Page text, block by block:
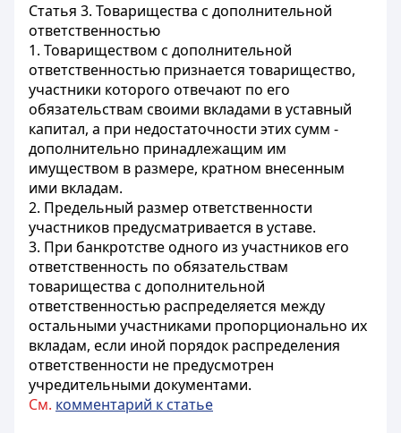
Статья 3. Товарищества с дополнительной
ответственностью
1. Товариществом с дополнительной
ответственностью признается товарищество,
участники которого отвечают по его
обязательствам своими вкладами в уставный
капитал, а при недостаточности этих сумм -
дополнительно принадлежащим им
имуществом в размере, кратном внесенным
ими вкладам.
2. Предельный размер ответственности
участников предусматривается в уставе.
3. При банкротстве одного из участников его
ответственность по обязательствам
товарищества с дополнительной
ответственностью распределяется между
остальными участниками пропорционально их
вкладам, если иной порядок распределения
ответственности не предусмотрен
учредительными документами.
См. комментарий к статье